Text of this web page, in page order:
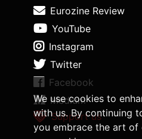
We use cookies to
with us. By continuing
you embrace the art
Eurozine Review
YouTube
Instagram
Twitter
Facebook
Medium
Support us